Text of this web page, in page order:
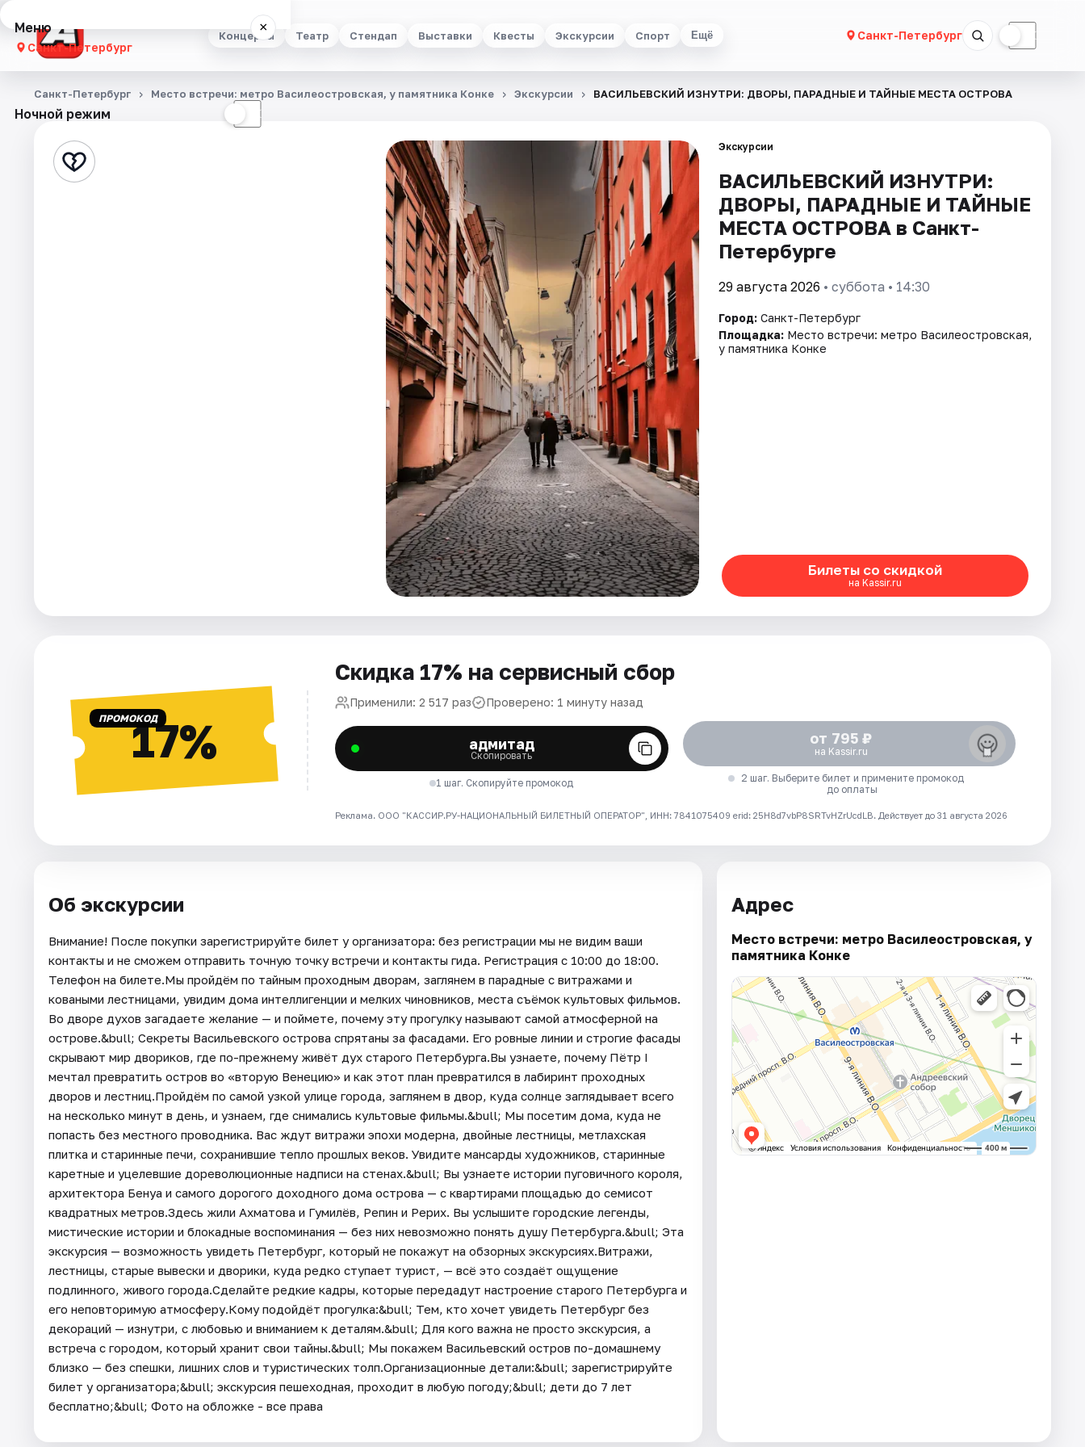
Концерты Театр Стендап Выставки Квесты Экскурсии Спорт Ещё Санкт-Петербург ☾
Меню ×
Санкт-Петербург
Концерты
Стендап
Ночной режим ☾
Санкт-Петербург Место встречи: метро Василеостровская, у памятника Конке Экскурсии ВАСИЛЬЕВСКИЙ ИЗНУТРИ: ДВОРЫ, ПАРАДНЫЕ И ТАЙНЫЕ МЕСТА ОСТРОВА
Экскурсии
ВАСИЛЬЕВСКИЙ ИЗНУТРИ:
ДВОРЫ, ПАРАДНЫЕ И ТАЙНЫЕ
МЕСТА ОСТРОВА в Санкт-
Петербурге
29 августа 2026 • суббота • 14:30
Город: Санкт-Петербург
Площадка: Место встречи: метро Василеостровская,
у памятника Конке
Билеты со скидкой
на Kassir.ru
ПРОМОКОД17%
Скидка 17% на сервисный сбор
Применили: 2 517 раз Проверено: 1 минуту назад
адмитад
Скопировать
1 шаг. Скопируйте промокод
от 795 ₽
на Kassir.ru
2 шаг. Выберите билет и примените промокод
до оплаты
Реклама. ООО "КАССИР.РУ-НАЦИОНАЛЬНЫЙ БИЛЕТНЫЙ ОПЕРАТОР", ИНН: 7841075409 erid: 25H8d7vbP8SRTvHZrUcdLB. Действует до 31 августа 2026
Об экскурсии
Внимание! После покупки зарегистрируйте билет у организатора: без регистрации мы не видим ваши
контакты и не сможем отправить точную точку встречи и контакты гида. Регистрация с 10:00 до 18:00.
Телефон на билете.Мы пройдём по тайным проходным дворам, заглянем в парадные с витражами и
коваными лестницами, увидим дома интеллигенции и мелких чиновников, места съёмок культовых фильмов.
Во дворе духов загадаете желание — и поймете, почему эту прогулку называют самой атмосферной на
острове.&bull; Секреты Васильевского острова спрятаны за фасадами. Его ровные линии и строгие фасады
скрывают мир двориков, где по-прежнему живёт дух старого Петербурга.Вы узнаете, почему Пётр I
мечтал превратить остров во «вторую Венецию» и как этот план превратился в лабиринт проходных
дворов и лестниц.Пройдём по самой узкой улице города, заглянем в двор, куда солнце заглядывает всего
на несколько минут в день, и узнаем, где снимались культовые фильмы.&bull; Мы посетим дома, куда не
попасть без местного проводника. Вас ждут витражи эпохи модерна, двойные лестницы, метлахская
плитка и старинные печи, сохранившие тепло прошлых веков. Увидите мансарды художников, старинные
каретные и уцелевшие дореволюционные надписи на стенах.&bull; Вы узнаете истории пуговичного короля,
архитектора Бенуа и самого дорогого доходного дома острова — с квартирами площадью до семисот
квадратных метров.Здесь жили Ахматова и Гумилёв, Репин и Рерих. Вы услышите городские легенды,
мистические истории и блокадные воспоминания — без них невозможно понять душу Петербурга.&bull; Эта
экскурсия — возможность увидеть Петербург, который не покажут на обзорных экскурсиях.Витражи,
лестницы, старые вывески и дворики, куда редко ступает турист, — всё это создаёт ощущение
подлинного, живого города.Сделайте редкие кадры, которые передадут настроение старого Петербурга и
его неповторимую атмосферу.Кому подойдёт прогулка:&bull; Тем, кто хочет увидеть Петербург без
декораций — изнутри, с любовью и вниманием к деталям.&bull; Для кого важна не просто экскурсия, а
встреча с городом, который хранит свои тайны.&bull; Мы покажем Васильевский остров по-домашнему
близко — без спешки, лишних слов и туристических толп.Организационные детали:&bull; зарегистрируйте
билет у организатора;&bull; экскурсия пешеходная, проходит в любую погоду;&bull; дети до 7 лет
бесплатно;&bull; Фото на обложке - все права
Адрес
Место встречи: метро Василеостровская, у
памятника Конке